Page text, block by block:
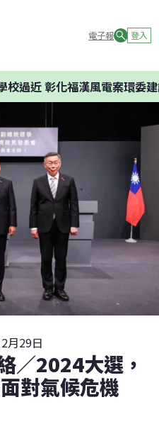
電子報 登入
彰化福漢風電案環委建議不
月29日
／2024大選，
對氣候危機